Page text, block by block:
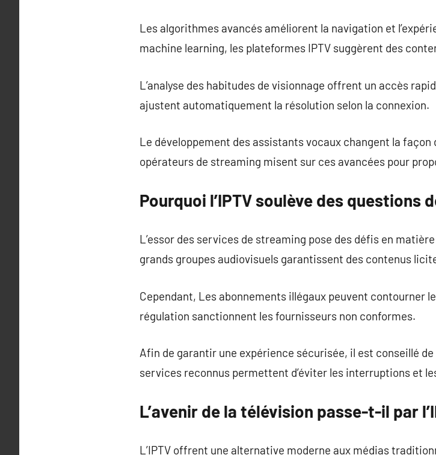
Les algorithmes avancés améliorent la navigation et
machine learning, les plateformes IPTV suggèrent des
L’analyse des habitudes de visionnage offrent un accès
ajustent automatiquement la résolution selon la connexion.
Le développement des assistants vocaux changent la façon
opérateurs de streaming misent sur ces avancées pour
Pourquoi l’IPTV soulève des questions
L’essor des services de streaming pose des défis en
grands groupes audiovisuels garantissent des contenus
Cependant, Les abonnements illégaux peuvent contourner
régulation sanctionnent les fournisseurs non conformes.
Afin de garantir une expérience sécurisée, il est conseillé
services reconnus permettent d’éviter les interruptions et
L’avenir de la télévision passe-t-il par
L’IPTV offrent une alternative moderne aux médias